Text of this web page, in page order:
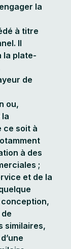
la
à titre
Il
la plate-
de
ou,
ce soit à
à des
;
et de la
similaires,